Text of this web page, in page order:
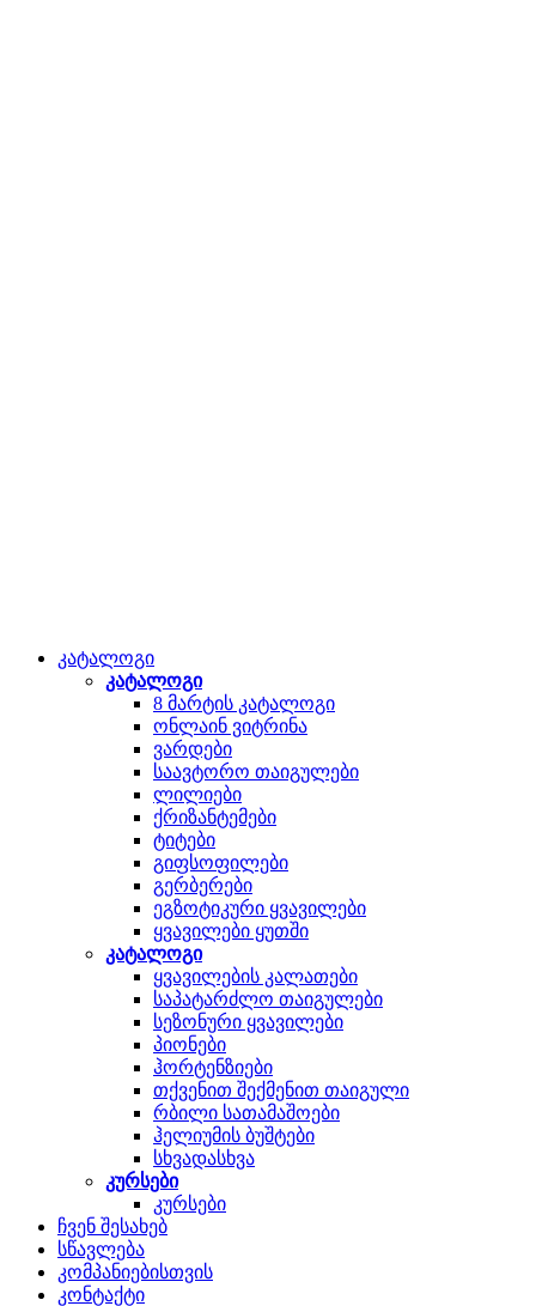
კატალოგი
კატალოგი
8 მარტის კატალოგი
ონლაინ ვიტრინა
ვარდები
საავტორო თაიგულები
ლილიები
ქრიზანტემები
ტიტები
გიფსოფილები
გერბერები
ეგზოტიკური ყვავილები
ყვავილები ყუთში
კატალოგი
ყვავილების კალათები
საპატარძლო თაიგულები
სეზონური ყვავილები
პიონები
ჰორტენზიები
თქვენით შექმენით თაიგული
რბილი სათამაშოები
ჰელიუმის ბუშტები
სხვადასხვა
კურსები
კურსები
ჩვენ შესახებ
სწავლება
კომპანიებისთვის
კონტაქტი